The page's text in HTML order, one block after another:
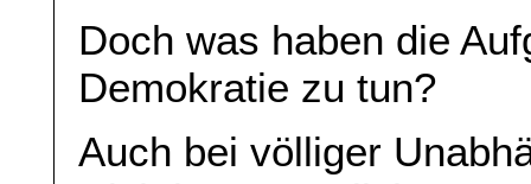
Doch was haben die
Demokratie zu tun?
Auch bei völliger